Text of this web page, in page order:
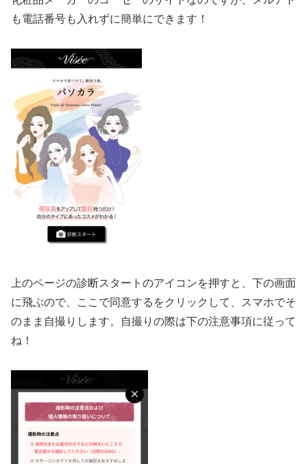
も電話番号も入れずに簡単にできます！
上のページの診断スタートのアイコンを押すと、下の画面
に飛ぶので、ここで同意するをクリックして、スマホでそ
のまま自撮りします。自撮りの際は下の注意事項に従って
ね！